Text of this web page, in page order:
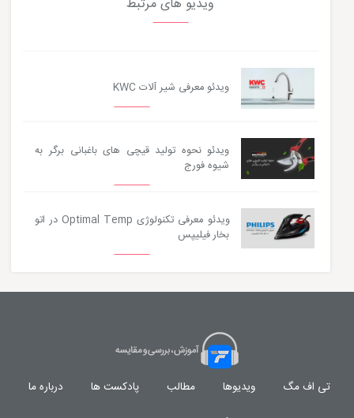
ویدیو های مرتبط
ویدئو معرفی شیر آلات KWC
ویدئو نحوه تولید قیچی های باغبانی برگر به
شیوه فورج
ویدئو معرفی تکنولوژی Optimal Temp در اتو
بخار فیلیپس
تی اف مگ ویدیوها مطالب پادکست ها درباره ما